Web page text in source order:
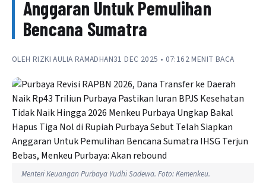
Anggaran Untuk Pemulihan
Bencana Sumatra
OLEH RIZKI AULIA RAMADHAN31 DEC 2025 • 07:162 MENIT BACA
Menteri Keuangan Purbaya Yudhi Sadewa. Foto: Kemenkeu.